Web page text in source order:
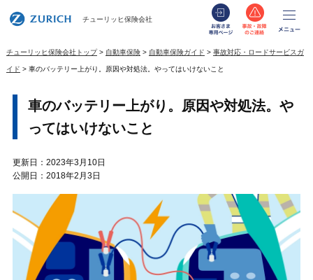
チューリッヒ保険会社
お客さま専用
事故・
チューリッヒ保険会社トップ 自動車保険 自動車保険ガイド 事故対応・ロードサービスガ
イド 車のバッテリー上がり。原因や対処法。やってはいけないこと
車のバッテリー上がり。原因や対処法。や
ってはいけないこと
更新日：2023年3月10日
公開日：2018年2月3日